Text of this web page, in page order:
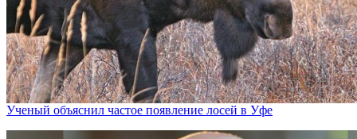
Ученый объяснил частое появление лосей в Уфе